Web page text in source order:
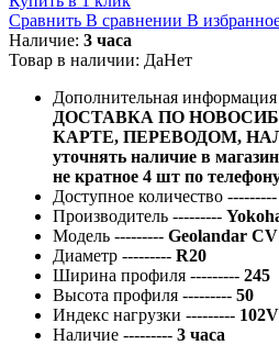
Сравнить В сравнении В
Наличие: 3 часа
Товар в наличии: ДаНет
Дополнительная информация
ДОСТАВКА ПО
КАРТЕ, ПЕРЕВОДОМ,
уточнять наличие в
не кратное 4 шт по
Доступное количество ---------
Производитель ---------
Модель --------- Geolandar
Диаметр --------- R20
Ширина профиля --------- 245
Высота профиля --------- 50
Индекс нагрузки --------- 102V
Наличие --------- 3 часа